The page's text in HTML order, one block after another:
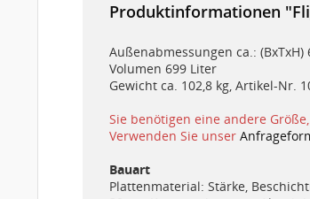
Produktinformationen
Außenabmessungen ca.: (BxTxH)
Volumen 699 Liter
Gewicht ca. 102,8 kg, Artikel-Nr.
Sie benötigen eine andere
Verwenden Sie unser
Bauart
Plattenmaterial: Stärke,